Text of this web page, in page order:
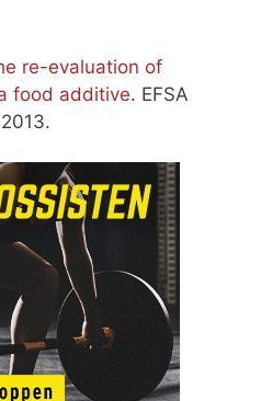
re-evaluation of
food additive. EFSA